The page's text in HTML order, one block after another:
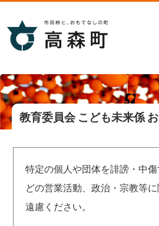
教育委員会 こども未来係
特定の個人や団体を誹謗・中
どの営業活動、政治・宗教等
遠慮ください。